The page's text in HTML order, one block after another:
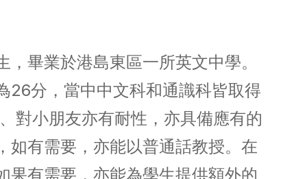
畢業於港島東區一所英文中學。
26分，當中中文科和通識科皆取得
對小朋友亦有耐性，亦具備應有的
如有需要，亦能以普通話教授。在
果有需要，亦能為學生提供額外的